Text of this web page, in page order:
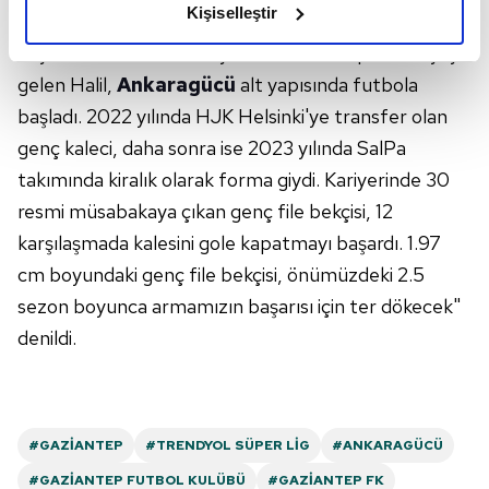
elimizden gelen çabayı gösterdiğimizi ve bu noktada,
kalemimiz olduğunu sizlere hatırlatmak isteriz.
Her halükârda, kullanıcılar, bu çerezlere izin vermedikleri
takdirde, kullanıcılara hedefli reklamlar
gösterilmeyecektir."
Sizlere daha iyi bir hizmet sunabilmek için İnternet
Sitemizde kendimize ve üçüncü kişilere ait çerezler
kullanılmaktadır. Bu çerezler vasıtasıyla çeşitli kişisel
verileriniz işlenmekte olup gerekli olan çerezler bilgi
toplumu hizmetlerinin sunulması amacıyla
sınırlı olarak açık rızanız dahilinde kullanılacaktır.
Kişiselleştir
geldin diyor, armamız altında üstün başarılar
diliyoruz. 4 Nisan 2003 yılında Gaziantep'te dünyaya
gelen Halil, Ankaragücü alt yapısında futbola
başladı. 2022 yılında HJK Helsinki'ye transfer olan
genç kaleci, daha sonra ise 2023 yılında SalPa
takımında kiralık olarak forma giydi. Kariyerinde 30
resmi müsabakaya çıkan genç file bekçisi, 12
karşılaşmada kalesini gole kapatmayı başardı. 1.97
cm boyundaki genç file bekçisi, önümüzdeki 2.5
sezon boyunca armamızın başarısı için ter dökecek"
denildi.
#GAZIANTEP #TRENDYOL SÜPER LIG
#ANKARAGÜCÜ
#GAZIANTEP FUTBOL KULÜBÜ
#GAZIANTEP FK